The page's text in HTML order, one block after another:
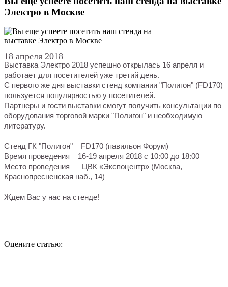
Электро в Москве
18 апреля 2018
Выставка Электро 2018 успешно открылась 16 апреля и
работает для посетителей уже третий день.
С первого же дня выставки стенд компании "Полигон" (FD170)
пользуется популярностью у посетителей.
Партнеры и гости выставки смогут получить консультации по
оборудования торговой марки "Полигон" и необходимую
литературу.
Стенд ГК "Полигон" FD170 (павильон Форум)
Время проведения 16-19 апреля 2018 с 10:00 до 18:00
Место проведения ЦВК «Экспоцентр» (Москва,
Краснопресненская наб., 14)
Ждем Вас у нас на стенде!
Оцените статью: